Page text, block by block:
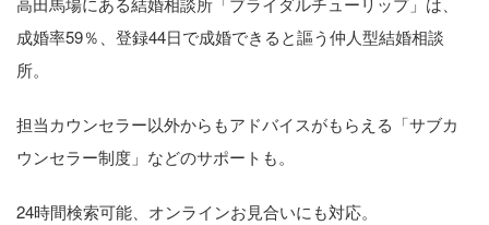
成婚率59％、登録44日で成婚できると謳う仲人型結婚相談
所。
担当カウンセラー以外からもアドバイスがもらえる「サブカ
ウンセラー制度」などのサポートも。
24時間検索可能、オンラインお見合いにも対応。